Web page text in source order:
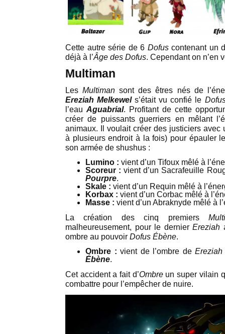
Cette autre série de 6 Dofuscontenant un
déjà à l’Âge des Dofus. Cependant on n’en
Multiman
LesMultiman sont des êtres nés de
Ereziah Melkewels’était vu confié le
l’eau Aguabrial. Profitant de cette
créer de puissants guerriers en mêlant
animaux. Il voulait créer des justiciers avec
à plusieurs endroit à la fois) pour épauler
son armée de shushus :
Lumino : vient d’un Tifoux mêlé à
Scoreur : vient d’un Sacrafeuille
Pourpre.
Skale : vient d’un Requin mêlé à
Korbax : vient d’un Corbac mêlé à
Masse : vient d’un Abraknyde mêlé à
La création des cinq premiers
malheureusement, pour le dernier Ereziah
ombre au pouvoir Dofus Ébène.
Ombre : vient de l’ombre deEreziah
Ébène.
Cet accident a fait d’Ombreun super vilain
combattre pour l’empêcher de nuire.